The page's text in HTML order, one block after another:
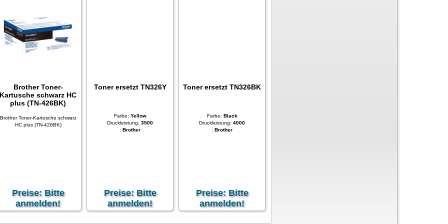
Brother Toner-
Kartusche schwarz HC
plus (TN-426BK)
Brother Toner-Kartusche schwarz
HC plus (TN-426BK)
Preise: Bitte
anmelden!
19 % MwSt zzgl.Versandkosten
Toner ersetzt TN326Y
Farbe: Yellow
Druckleistung: 3500
: Brother
Preise: Bitte
anmelden!
exkl. 19 % MwSt zzgl.Versandkosten
Toner ersetzt TN326BK
Farbe: Black
Druckleistung: 4000
: Brother
Preise: Bitte
anmelden!
exkl. 19 % MwSt zzgl.Versandkosten